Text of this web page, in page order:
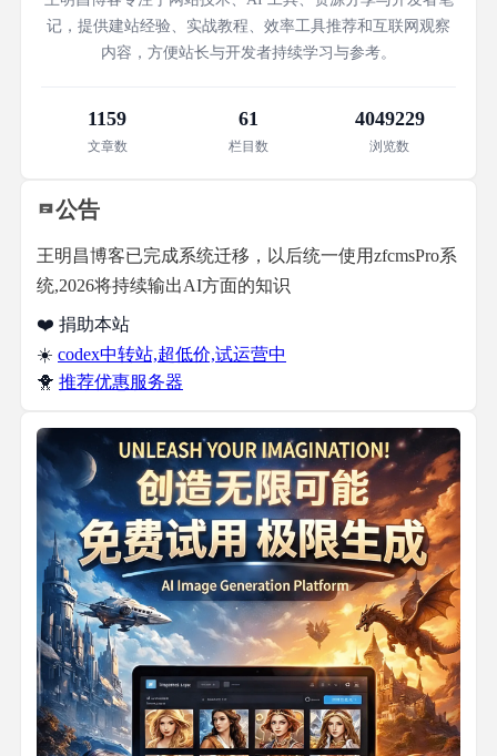
记，提供建站经验、实战教程、效率工具推荐和互联网观察
内容，方便站长与开发者持续学习与参考。
1159
文章数
61
栏目数
4049229
浏览数
公告
王明昌博客已完成系统迁移，以后统一使用zfcmsPro系
统,2026将持续输出AI方面的知识
❤️ 捐助本站
☀️ codex中转站,超低价,试运营中
🐥 推荐优惠服务器